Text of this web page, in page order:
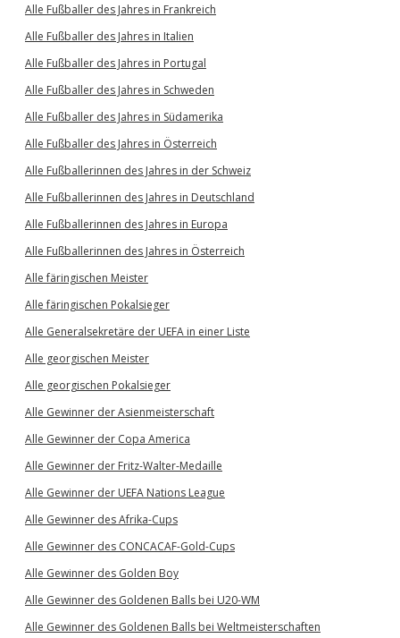
Alle Fußballer des Jahres in Frankreich
Alle Fußballer des Jahres in Italien
Alle Fußballer des Jahres in Portugal
Alle Fußballer des Jahres in Schweden
Alle Fußballer des Jahres in Südamerika
Alle Fußballer des Jahres in Österreich
Alle Fußballerinnen des Jahres in der Schweiz
Alle Fußballerinnen des Jahres in Deutschland
Alle Fußballerinnen des Jahres in Europa
Alle Fußballerinnen des Jahres in Österreich
Alle färingischen Meister
Alle färingischen Pokalsieger
Alle Generalsekretäre der UEFA in einer Liste
Alle georgischen Meister
Alle georgischen Pokalsieger
Alle Gewinner der Asienmeisterschaft
Alle Gewinner der Copa America
Alle Gewinner der Fritz-Walter-Medaille
Alle Gewinner der UEFA Nations League
Alle Gewinner des Afrika-Cups
Alle Gewinner des CONCACAF-Gold-Cups
Alle Gewinner des Golden Boy
Alle Gewinner des Goldenen Balls bei U20-WM
Alle Gewinner des Goldenen Balls bei Weltmeisterschaften